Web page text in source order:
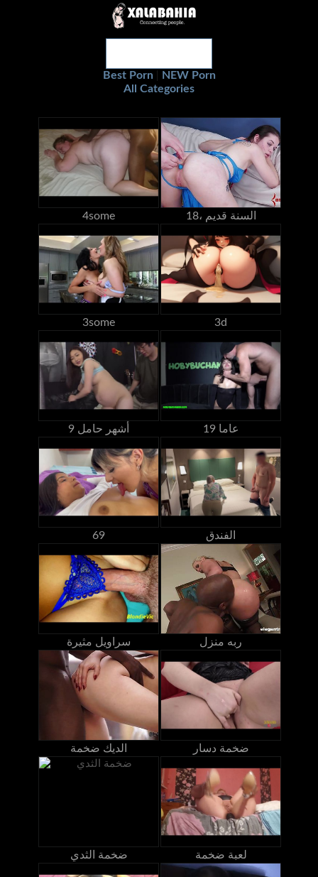
Best Porn
NEW Porn
All Categories
4some 18، السنة قديم
3some 3d
9 أشهر حامل 19 عاما
69 الفندق
سراويل مثيرة ربه منزل
الديك ضخمة ضخمة دسار
ضخمة الثدي لعبة ضخمة